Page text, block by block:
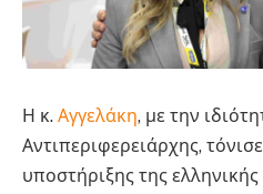
Η κ. Αγγελάκη, με την
Αντιπεριφερειάρχης,
υποστήριξης της